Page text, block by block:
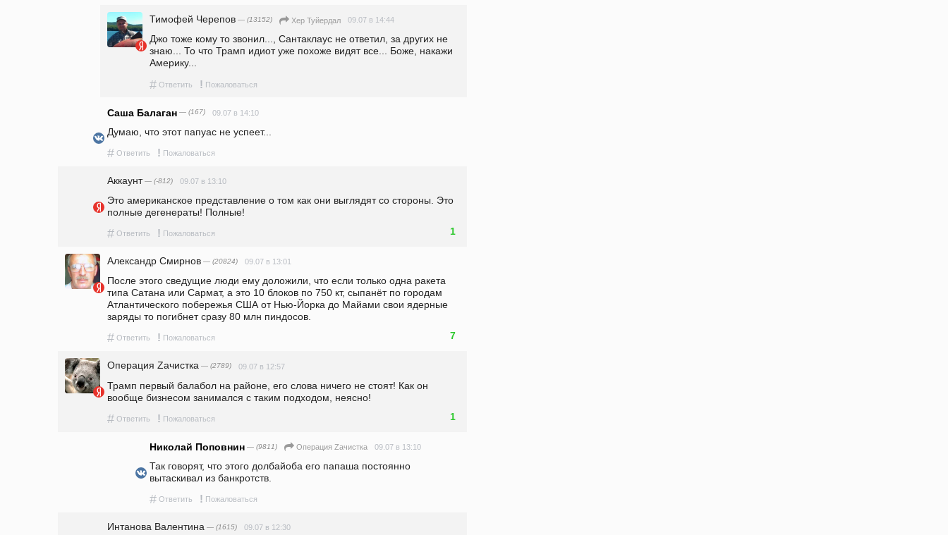
Тимофей Черепов — (13152) Хер Туйердал 09.07 в 14:44
Джо тоже кому то звонил..., Сантаклаус не ответил, за других не
знаю... То что Трамп идиот уже похоже видят все... Боже, накажи
Америку...
# Ответить ! Пожаловаться
Саша Балаган — (167) 09.07 в 14:10
Думаю, что этот папуас не успеет...
# Ответить ! Пожаловаться
Аккаунт— (-812) 09.07 в 13:10
Это американское представление о том как они выглядят со стороны. Это
полные дегенераты! Полные!
# Ответить ! Пожаловаться 1
Александр Смирнов — (20824) 09.07 в 13:01
После этого сведущие люди ему доложили, что если только одна ракета
типа Сатана или Сармат, а это 10 блоков по 750 кт, сыпанёт по городам
Атлантического побережья США от Нью-Йорка до Майами свои ядерные
заряды то погибнет сразу 80 млн пиндосов.
# Ответить ! Пожаловаться 7
Операция Zачистка — (2789) 09.07 в 12:57
Трамп первый балабол на районе, его слова ничего не стоят! Как он
вообще бизнесом занимался с таким подходом, неясно!
# Ответить ! Пожаловаться 1
Николай Поповнин — (9811) Операция Zачистка 09.07 в 13:10
Так говорят, что этого долбайоба его папаша постоянно
вытаскивал из банкротств.
# Ответить ! Пожаловаться
Интанова Валентина — (1615) 09.07 в 12:30